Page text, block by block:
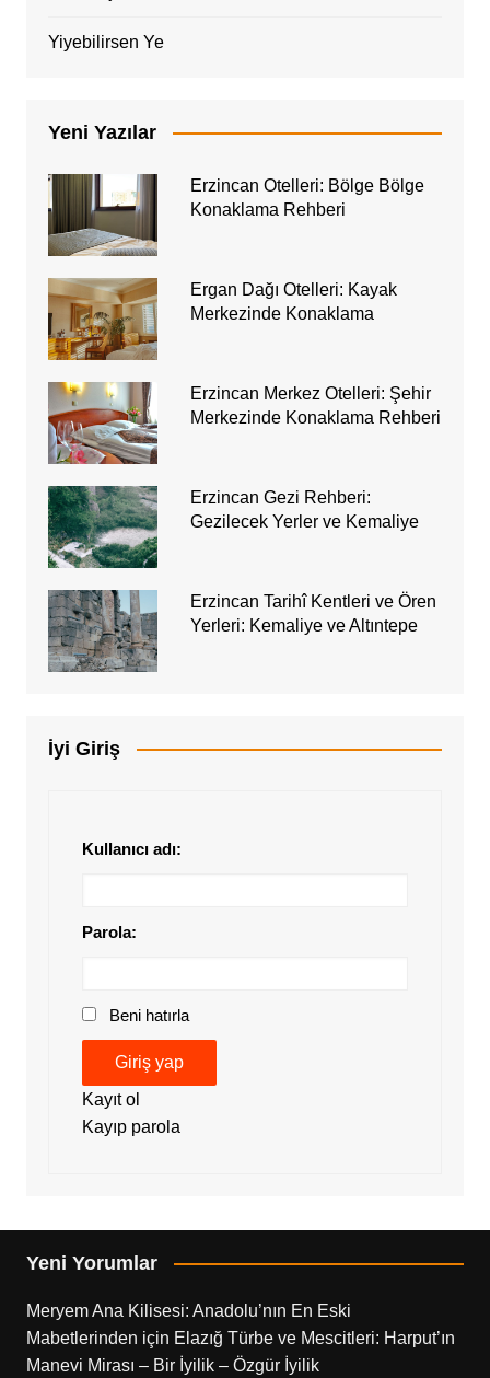
Yiyebilirsen Ye
Yeni Yazılar
Erzincan Otelleri: Bölge Bölge
Konaklama Rehberi
Ergan Dağı Otelleri: Kayak
Merkezinde Konaklama
Erzincan Merkez Otelleri: Şehir
Merkezinde Konaklama Rehberi
Erzincan Gezi Rehberi:
Gezilecek Yerler ve Kemaliye
Erzincan Tarihî Kentleri ve Ören
Yerleri: Kemaliye ve Altıntepe
İyi Giriş
Kullanıcı adı:
Parola:
Beni hatırla
Giriş yap
Kayıt ol
Kayıp parola
Yeni Yorumlar
Meryem Ana Kilisesi: Anadolu’nın En Eski
Mabetlerinden için Elazığ Türbe ve Mescitleri: Harput’ın
Manevi Mirası – Bir İyilik – Özgür İyilik